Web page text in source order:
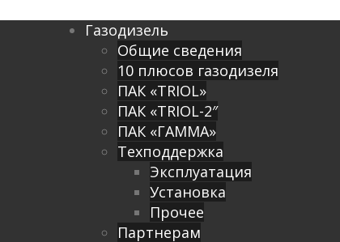
Газодизель
Общие сведения
10 плюсов газодизеля
ПАК «TRIOL»
ПАК «TRIOL-2″
ПАК «ГАММА»
Техподдержка
Эксплуатация
Установка
Прочее
Партнерам